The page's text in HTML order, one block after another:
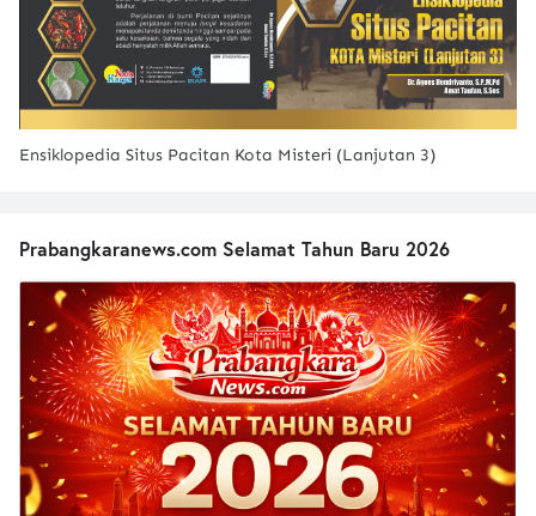
Ensiklopedia Situs Pacitan Kota Misteri (Lanjutan 3)
Prabangkaranews.com Selamat Tahun Baru 2026